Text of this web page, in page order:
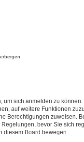
um sich anmelden zu
auf weitere Funktionen
Berechtigungen zuweisen.
bevor Sie sich
diesem Board bewegen.